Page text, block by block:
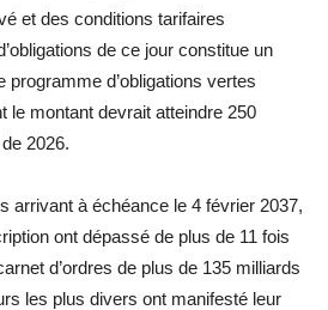
et des conditions tarifaires
de ce jour constitue un
programme d’obligations vertes
le montant devrait atteindre 250
2026.
arrivant à échéance le 4 février 2037,
ont dépassé de plus de 11 fois
d’ordres de plus de 135 milliards
les plus divers ont manifesté leur